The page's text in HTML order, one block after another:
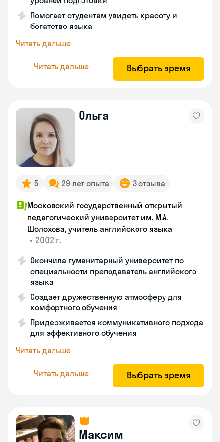
Помогает студентам увидеть красоту и
богатство языка
Читать дальше
Читать дальше Выбрать время
Ольга
5 29 лет опыта 3 отзыва
Московский государственный открытый
педагогический университет им. М.А.
Шолохова, учитель английского языка
• 2002 г.
Окончила гуманитарный университет по
специальности преподаватель английского
языка
Создает дружественную атмосферу для
комфортного обучения
Придерживается коммуникативного подхода
для эффективного обучения
Читать дальше
Читать дальше Выбрать время
Максим